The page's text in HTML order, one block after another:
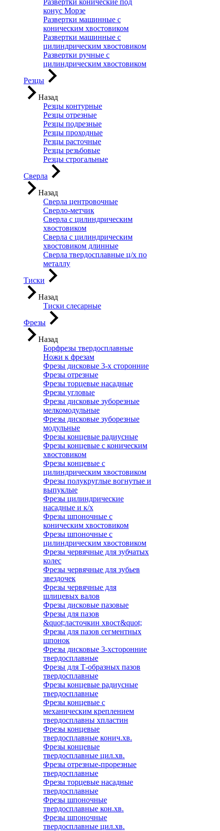
Развертки конические под
конус Морзе
Развертки машинные с
коническим хвостовиком
Развертки машинные с
цилиндрическим хвостовиком
Развертки ручные с
цилиндрическим хвостовиком
Резцы
Назад
Резцы контурные
Резцы отрезные
Резцы подрезные
Резцы проходные
Резцы расточные
Резцы резьбовые
Резцы строгальные
Сверла
Назад
Сверла центровочные
Сверло-метчик
Сверла с цилиндрическим
хвостовиком
Сверла с цилиндрическим
хвостовиком длинные
Сверла твердосплавные ц/х по
металлу
Тиски
Назад
Тиски слесарные
Фрезы
Назад
Борфрезы твердосплавные
Ножи к фрезам
Фрезы дисковые 3-х сторонние
Фрезы отрезные
Фрезы торцевые насадные
Фрезы угловые
Фрезы дисковые зуборезные
мелкомодульные
Фрезы дисковые зуборезные
модульные
Фрезы концевые радиусные
Фрезы концевые с коническим
хвостовиком
Фрезы концевые с
цилиндрическим хвостовиком
Фрезы полукруглые вогнутые и
выпуклые
Фрезы цилиндрические
насадные и к/х
Фрезы шпоночные с
коническим хвостовиком
Фрезы шпоночные с
цилиндрическим хвостовиком
Фрезы червячные для зубчатых
колес
Фрезы червячные для зубьев
звездочек
Фрезы червячные для
шлицевых валов
Фрезы дисковые пазовые
Фрезы для пазов
&quot;ласточкин хвост&quot;
Фрезы для пазов сегментных
шпонок
Фрезы дисковые 3-хсторонние
твердосплавные
Фрезы для Т-образных пазов
твердосплавные
Фрезы концевые радиусные
твердосплавные
Фрезы концевые с
механическим креплением
твердосплавны хпластин
Фрезы концевые
твердосплавные конич.хв.
Фрезы концевые
твердосплавные цил.хв.
Фрезы отрезные-прорезные
твердосплавные
Фрезы торцевые насадные
твердосплавные
Фрезы шпоночные
твердосплавные кон.хв.
Фрезы шпоночные
твердосплавные цил.хв.